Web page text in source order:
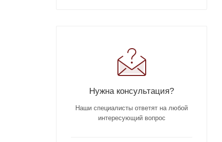
Нужна консультация?
Наши специалисты ответят на любой
интересующий вопрос